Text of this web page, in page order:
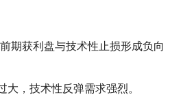
期获利盘与技术性止损形成负向
，技术性反弹需求强烈。